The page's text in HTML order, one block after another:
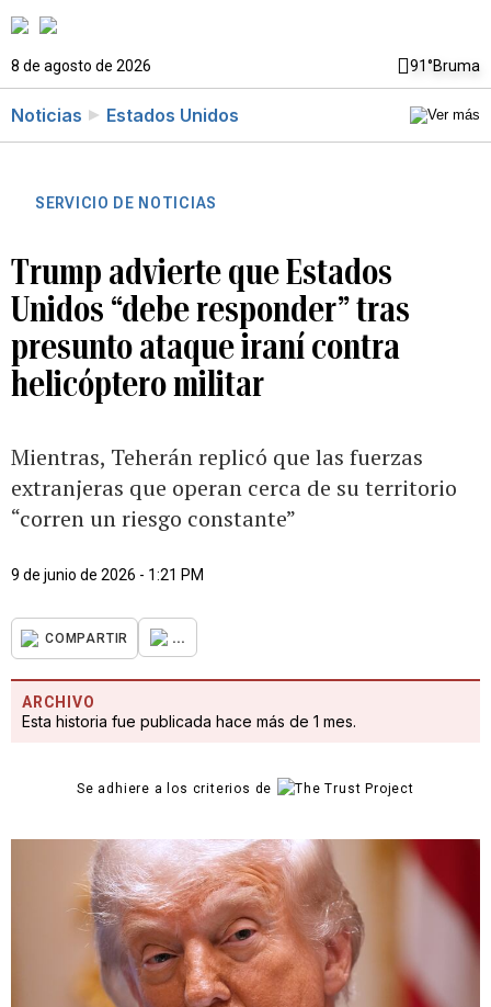
8 de agosto de 2026 91°Bruma
Noticias Estados Unidos
SERVICIO DE NOTICIAS
Trump advierte que Estados
Unidos “debe responder” tras
presunto ataque iraní contra
helicóptero militar
Mientras, Teherán replicó que las fuerzas
extranjeras que operan cerca de su territorio
“corren un riesgo constante”
9 de junio de 2026 - 1:21 PM
COMPARTIR ...
ARCHIVO
Esta historia fue publicada hace más de 1 mes.
Se adhiere a los criterios de